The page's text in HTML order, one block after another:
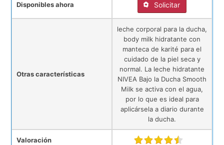
Disponibles ahora Solicitar
Otras características
leche corporal para la ducha,
body milk hidratante con
manteca de karité para el
cuidado de la piel seca y
normal. La leche hidratante
NIVEA Bajo la Ducha Smooth
Milk se activa con el agua,
por lo que es ideal para
aplicársela a diario durante
la ducha.
Valoración